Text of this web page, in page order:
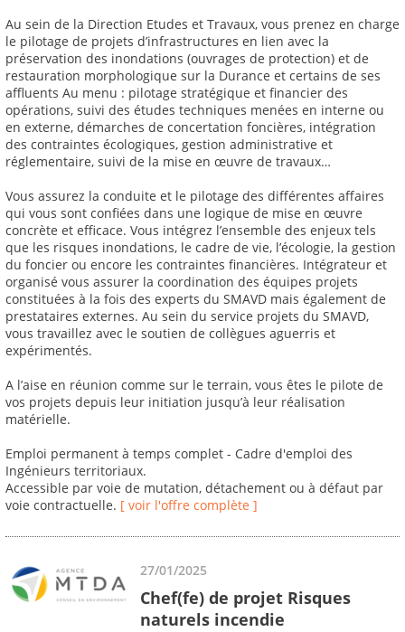
Au sein de la Direction Etudes et Travaux, vous prenez en charge
le pilotage de projets d’infrastructures en lien avec la
préservation des inondations (ouvrages de protection) et de
restauration morphologique sur la Durance et certains de ses
affluents Au menu : pilotage stratégique et financier des
opérations, suivi des études techniques menées en interne ou
en externe, démarches de concertation foncières, intégration
des contraintes écologiques, gestion administrative et
réglementaire, suivi de la mise en œuvre de travaux…
Vous assurez la conduite et le pilotage des différentes affaires
qui vous sont confiées dans une logique de mise en œuvre
concrète et efficace. Vous intégrez l’ensemble des enjeux tels
que les risques inondations, le cadre de vie, l’écologie, la gestion
du foncier ou encore les contraintes financières. Intégrateur et
organisé vous assurer la coordination des équipes projets
constituées à la fois des experts du SMAVD mais également de
prestataires externes. Au sein du service projets du SMAVD,
vous travaillez avec le soutien de collègues aguerris et
expérimentés.
A l’aise en réunion comme sur le terrain, vous êtes le pilote de
vos projets depuis leur initiation jusqu’à leur réalisation
matérielle.
Emploi permanent à temps complet - Cadre d'emploi des
Ingénieurs territoriaux.
Accessible par voie de mutation, détachement ou à défaut par
voie contractuelle. [ voir l'offre complète ]
27/01/2025
Chef(fe) de projet Risques
naturels incendie